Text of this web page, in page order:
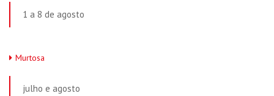
1 a 8 de agosto
Murtosa
julho e agosto